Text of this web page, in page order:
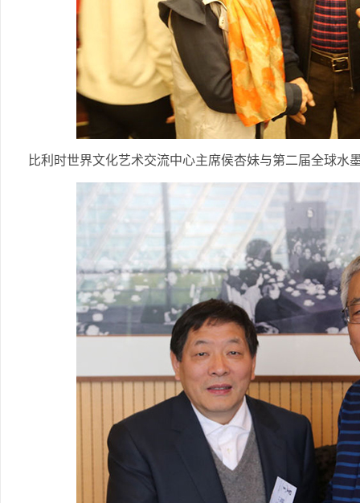
比利时世界文化艺术交流中心主席侯杏妹与第二届全球水